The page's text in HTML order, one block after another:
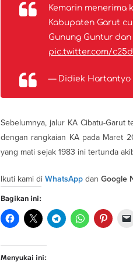
Kemarin menerima
Kabupaten Garut
Gunung Guntur dan
pic.twitter.com/
— Didiek Hartantyo
Sebelumnya, jalur KA Cibatu-
dengan rangkaian KA pada Maret
yang mati sejak 1983 ini tertunda
Ikuti kami di WhatsApp dan Google
Bagikan ini:
Menyukai ini: